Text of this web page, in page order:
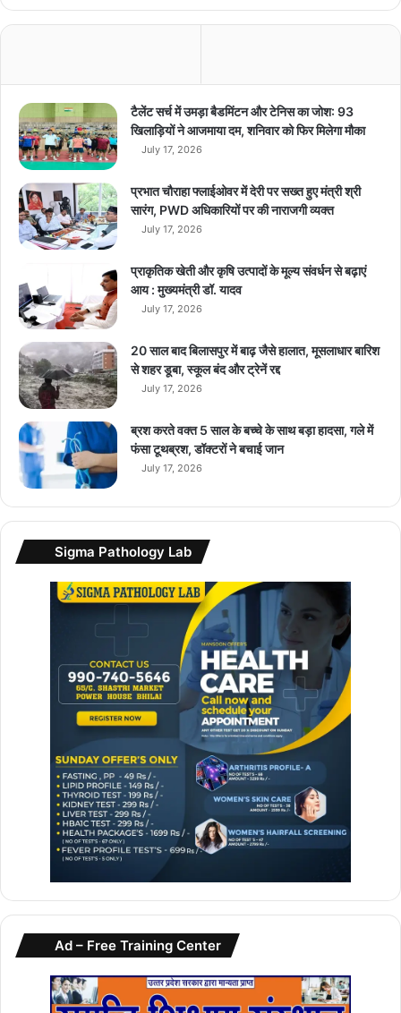
कर 80 हजार 400 रूपये की संपत्ति जब्‍त की है।
कठोरतम वैधानिक कार्रवाई भी की जा रही है। मध्‍यप्रदेश पुलिस आमजन
से अपील करती है कि इस प्रकार की किसी भी संदिग्ध गतिविधि की सूचना
तत्काल नजदीकी थाना अथवा डायल-112 को दें।
breaking news hindi news
latest news
today news
4
र
ना
चा
ह
ते
डा
उ
न
टैलेंट सर्च में उमड़ा बैडमिंटन और टेनिस का जोश: 93
खिलाड़ियों ने आजमाया दम, शनिवार को फिर मिलेगा मौका
July 17, 2026
प्रभात चौराहा फ्लाईओवर में देरी पर सख्त हुए मंत्री श्री
सारंग, PWD अधिकारियों पर की नाराजगी व्यक्त
July 17, 2026
प्राकृतिक खेती और कृषि उत्पादों के मूल्य संवर्धन से बढ़ाएं
आय : मुख्यमंत्री डॉ. यादव
July 17, 2026
20 साल बाद बिलासपुर में बाढ़ जैसे हालात, मूसलाधार बारिश
से शहर डूबा, स्कूल बंद और ट्रेनें रद्द
July 17, 2026
ब्रश करते वक्त 5 साल के बच्चे के साथ बड़ा हादसा, गले में
फंसा टूथब्रश, डॉक्टरों ने बचाई जान
July 17, 2026
Sigma Pathology Lab
Ad – Free Training Center